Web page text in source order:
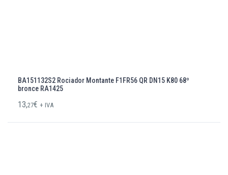
BA151132S2 Rociador Montante F1FR56 QR DN15 K80 68º
bronce RA1425
13,27€ + IVA